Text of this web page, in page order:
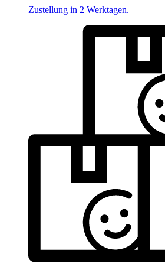
Zustellung in 2 Werktagen.